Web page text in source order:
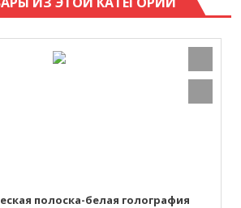
полоска-белая голография